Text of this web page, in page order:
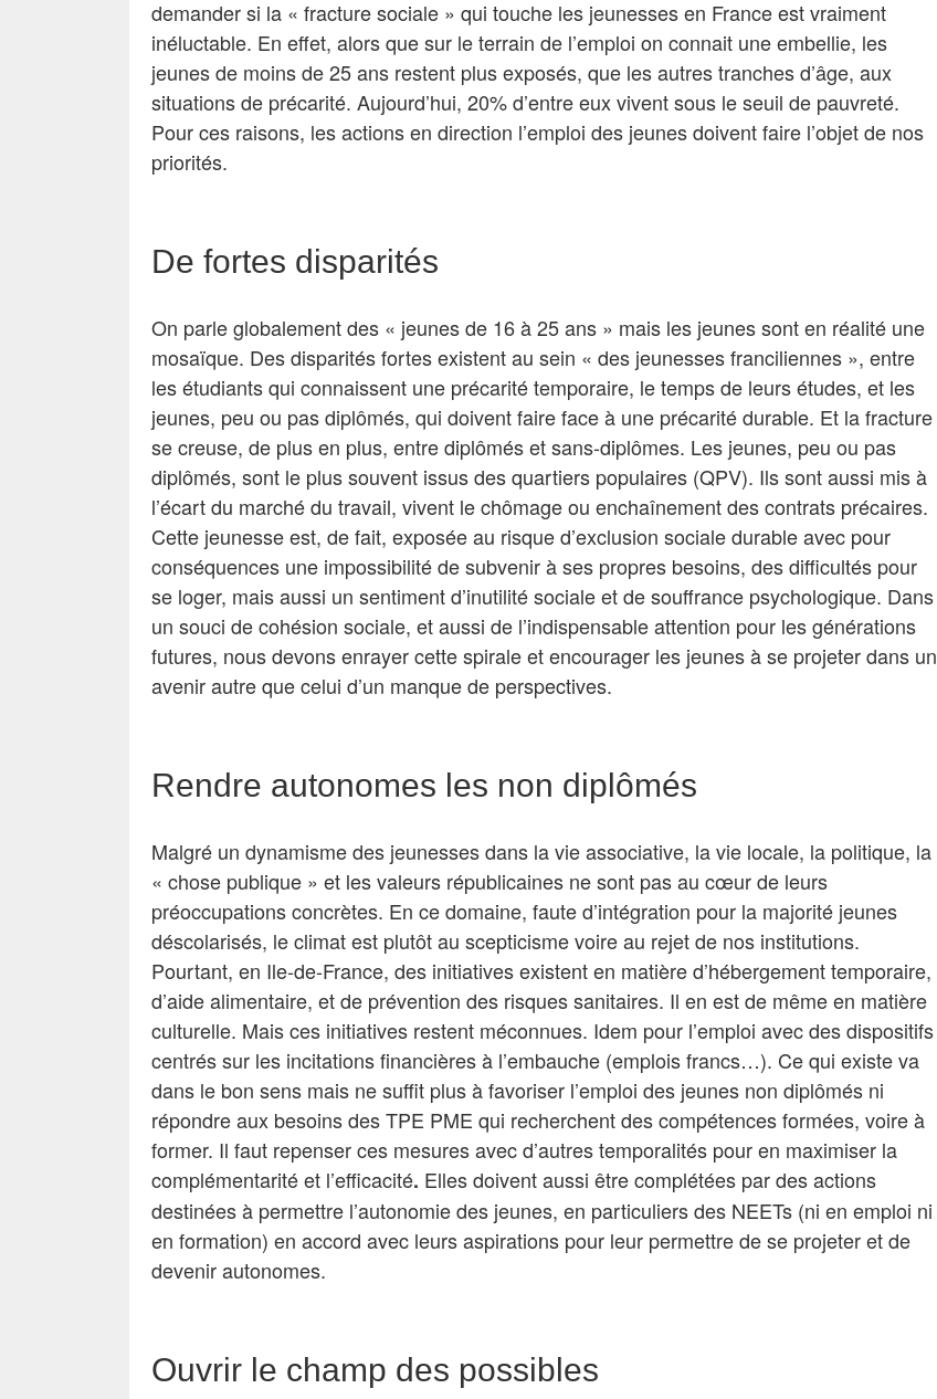
demander si la « fracture sociale » qui touche les jeunesses en France est vraiment
inéluctable. En effet, alors que sur le terrain de l’emploi on connait une embellie, les
jeunes de moins de 25 ans restent plus exposés, que les autres tranches d’âge, aux
situations de précarité. Aujourd’hui, 20% d’entre eux vivent sous le seuil de pauvreté.
Pour ces raisons, les actions en direction l’emploi des jeunes doivent faire l’objet de nos
priorités.
De fortes disparités
On parle globalement des « jeunes de 16 à 25 ans » mais les jeunes sont en réalité une
mosaïque. Des disparités fortes existent au sein « des jeunesses franciliennes », entre
les étudiants qui connaissent une précarité temporaire, le temps de leurs études, et les
jeunes, peu ou pas diplômés, qui doivent faire face à une précarité durable. Et la fracture
se creuse, de plus en plus, entre diplômés et sans-diplômes. Les jeunes, peu ou pas
diplômés, sont le plus souvent issus des quartiers populaires (QPV). Ils sont aussi mis à
l’écart du marché du travail, vivent le chômage ou enchaînement des contrats précaires.
Cette jeunesse est, de fait, exposée au risque d’exclusion sociale durable avec pour
conséquences une impossibilité de subvenir à ses propres besoins, des difficultés pour
se loger, mais aussi un sentiment d’inutilité sociale et de souffrance psychologique. Dans
un souci de cohésion sociale, et aussi de l’indispensable attention pour les générations
futures, nous devons enrayer cette spirale et encourager les jeunes à se projeter dans un
avenir autre que celui d’un manque de perspectives.
Rendre autonomes les non diplômés
Malgré un dynamisme des jeunesses dans la vie associative, la vie locale, la politique, la
« chose publique » et les valeurs républicaines ne sont pas au cœur de leurs
préoccupations concrètes. En ce domaine, faute d’intégration pour la majorité jeunes
déscolarisés, le climat est plutôt au scepticisme voire au rejet de nos institutions.
Pourtant, en Ile-de-France, des initiatives existent en matière d’hébergement temporaire,
d’aide alimentaire, et de prévention des risques sanitaires. Il en est de même en matière
culturelle. Mais ces initiatives restent méconnues. Idem pour l’emploi avec des dispositifs
centrés sur les incitations financières à l’embauche (emplois francs…). Ce qui existe va
dans le bon sens mais ne suffit plus à favoriser l’emploi des jeunes non diplômés ni
répondre aux besoins des TPE PME qui recherchent des compétences formées, voire à
former. Il faut repenser ces mesures avec d’autres temporalités pour en maximiser la
complémentarité et l’efficacité. Elles doivent aussi être complétées par des actions
destinées à permettre l’autonomie des jeunes, en particuliers des NEETs (ni en emploi ni
en formation) en accord avec leurs aspirations pour leur permettre de se projeter et de
devenir autonomes.
Ouvrir le champ des possibles